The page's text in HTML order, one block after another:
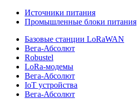
Источники питания
Промышленные блоки питания
Базовые станции LoRaWAN
Вега-Абсолют
Robustel
LoRa-модемы
Вега-Абсолют
IoT устройства
Вега-Абсолют